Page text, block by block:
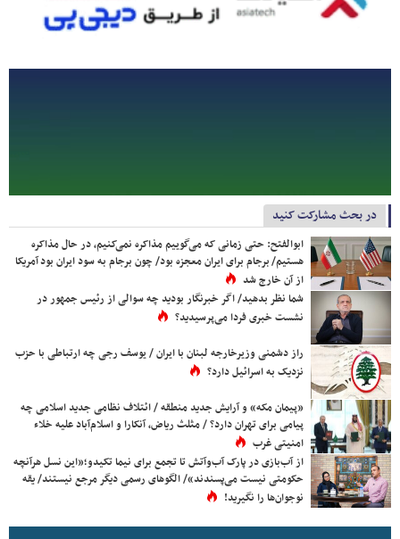
در بحث مشارکت کنید
ابوالفتح: حتی زمانی که می‌گوییم مذاکره نمی‌کنیم، در حال مذاکره
هستیم/ برجام برای ایران معجزه بود/ چون برجام به سود ایران بود آمریکا
از آن خارج شد
شما نظر بدهید/ اگر خبرنگار بودید چه سوالی از رئیس جمهور در
نشست خبری فردا می‌پرسیدید؟
راز دشمنی وزیرخارجه لبنان با ایران / یوسف رجی چه ارتباطی با حزب
نزدیک به اسرائیل دارد؟
«پیمان مکه» و آرایش جدید منطقه / ائتلاف نظامی جدید اسلامی چه
پیامی برای تهران دارد؟ / مثلث ریاض، آنکارا و اسلام‌آباد علیه خلاء
امنیتی غرب
از آب‌بازی در پارک آب‌وآتش تا تجمع برای نیما تکیدو؛«این نسل هرآنچه
حکومتی نیست می‌پسندند»/ الگوهای رسمی دیگر مرجع نیستند/ یقه
نوجوان‌ها را نگیرید!